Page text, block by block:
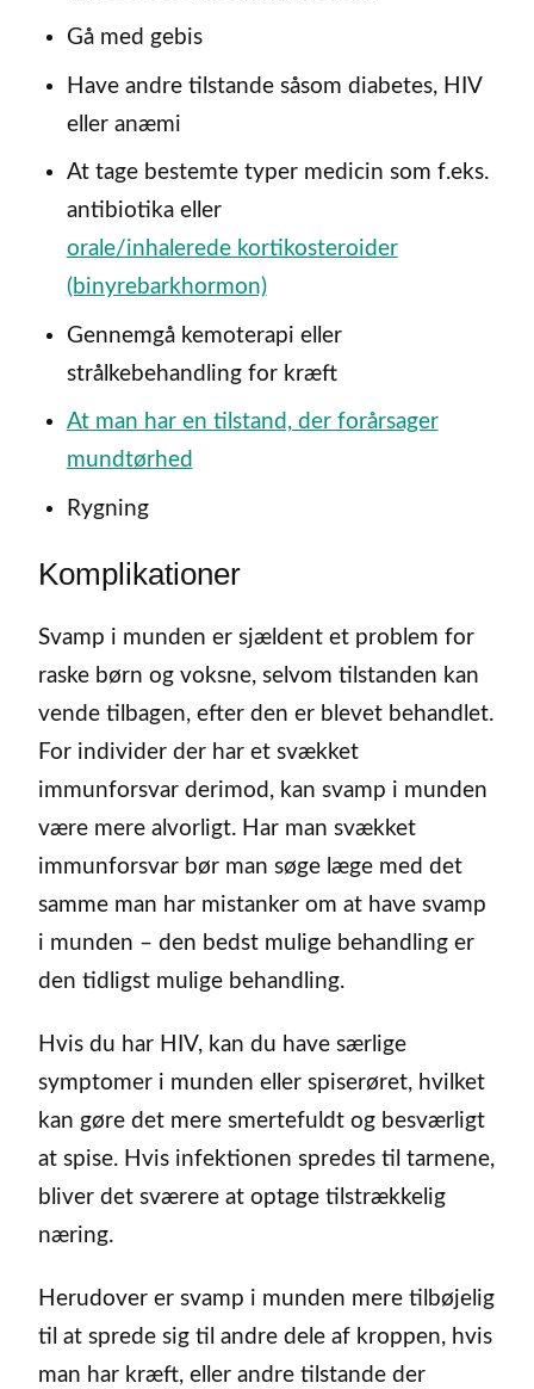
Gå med gebis
Have andre tilstande såsom diabetes, HIV
eller anæmi
At tage bestemte typer medicin som f.eks.
antibiotika eller
orale/inhalerede kortikosteroider
(binyrebarkhormon)
Gennemgå kemoterapi eller
strålkebehandling for kræft
At man har en tilstand, der forårsager
mundtørhed
Rygning
Komplikationer
Svamp i munden er sjældent et problem for
raske børn og voksne, selvom tilstanden kan
vende tilbagen, efter den er blevet behandlet.
For individer der har et svækket
immunforsvar derimod, kan svamp i munden
være mere alvorligt. Har man svækket
immunforsvar bør man søge læge med det
samme man har mistanker om at have svamp
i munden – den bedst mulige behandling er
den tidligst mulige behandling.
Hvis du har HIV, kan du have særlige
symptomer i munden eller spiserøret, hvilket
kan gøre det mere smertefuldt og besværligt
at spise. Hvis infektionen spredes til tarmene,
bliver det sværere at optage tilstrækkelig
næring.
Herudover er svamp i munden mere tilbøjelig
til at sprede sig til andre dele af kroppen, hvis
man har kræft, eller andre tilstande der